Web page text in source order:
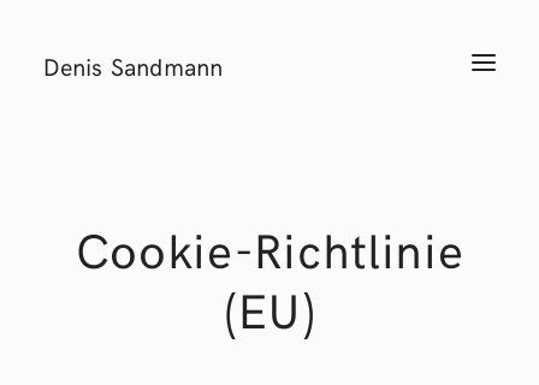
T
Denis Sandmann
Cookie-Richtlinie
(EU)